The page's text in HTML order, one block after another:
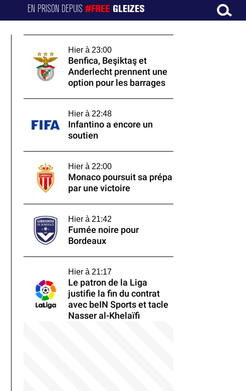
EN PRISON DEPUIS#FREE GLEIZES
Hier à 23:00
Benfica, Beşiktaş et
Anderlecht prennent une
option pour les barrages
Hier à 22:48
Infantino a encore un
soutien
Hier à 22:00
Monaco poursuit sa prépa
par une victoire
Hier à 21:42
Fumée noire pour
Bordeaux
Hier à 21:17
Le patron de la Liga
justifie la fin du contrat
avec beIN Sports et tacle
Nasser al-Khelaïfi